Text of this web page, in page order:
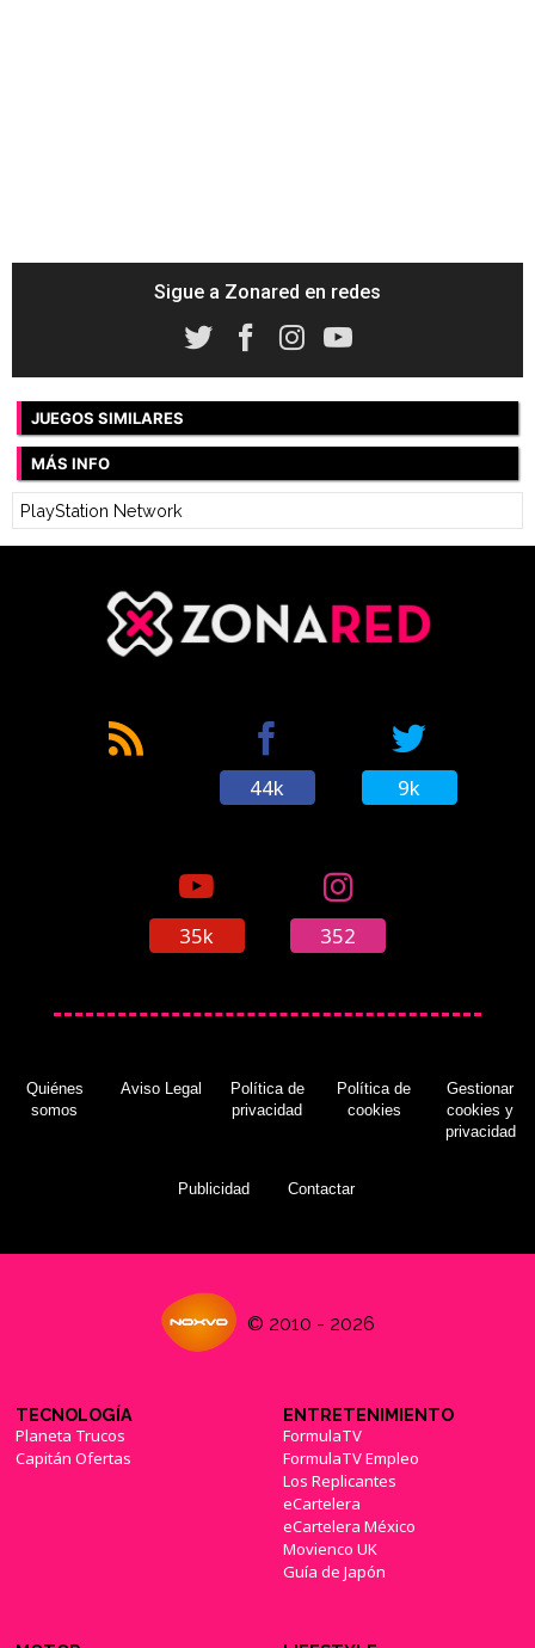
Sigue a Zonared en redes
JUEGOS SIMILARES
MÁS INFO
PlayStation Network
44k 9k
35k 352
Quiénes
somos
Aviso Legal
Política de
privacidad
Política de
cookies
Gestionar
cookies y
privacidad
Publicidad Contactar
© 2010 - 2026
TECNOLOGÍA
Planeta Trucos
Capitán Ofertas
ENTRETENIMIENTO
FormulaTV
FormulaTV Empleo
Los Replicantes
eCartelera
eCartelera México
Movienco UK
Guía de Japón